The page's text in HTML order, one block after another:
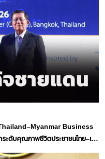
Thailand–Myanmar Business
ดับคุณภาพชีวิตประชาชนไทย–เมีย